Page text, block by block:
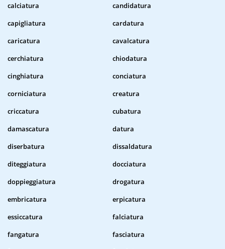
calciatura
candidatura
capigliatura
cardatura
caricatura
cavalcatura
cerchiatura
chiodatura
cinghiatura
conciatura
corniciatura
creatura
criccatura
cubatura
damascatura
datura
diserbatura
dissaldatura
diteggiatura
docciatura
doppieggiatura
drogatura
embricatura
erpicatura
essiccatura
falciatura
fangatura
fasciatura